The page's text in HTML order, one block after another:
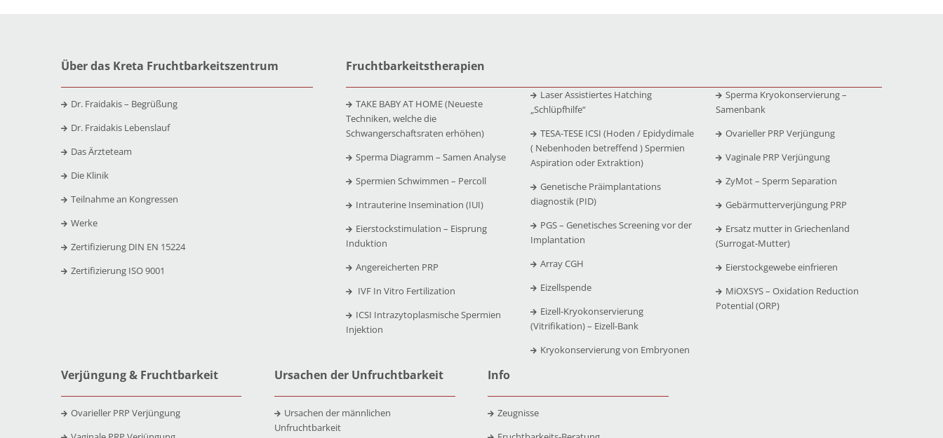
Über das Kreta Fruchtbarkeitszentrum
Dr. Fraidakis – Begrüßung
Dr. Fraidakis Lebenslauf
Das Ärzteteam
Die Klinik
Teilnahme an Kongressen
Werke
Zertifizierung DIN EN 15224
Zertifizierung ISO 9001
Fruchtbarkeitstherapien
TAKE BABY AT HOME (Neueste
Techniken, welche die
Schwangerschaftsraten erhöhen)
Sperma Diagramm – Samen Analyse
Spermien Schwimmen – Percoll
Intrauterine Insemination (IUI)
Eierstockstimulation – Eisprung
Induktion
Angereicherten PRP
IVF In Vitro Fertilization
ICSI Intrazytoplasmische Spermien
Injektion
Laser Assistiertes Hatching
„Schlüpfhilfe“
TESA-TESE ICSI (Hoden / Epidydimale
( Nebenhoden betreffend ) Spermien
Aspiration oder Extraktion)
Genetische Präimplantations
diagnostik (PID)
PGS – Genetisches Screening vor der
Implantation
Array CGH
Eizellspende
Eizell-Kryokonservierung
(Vitrifikation) – Eizell-Bank
Kryokonservierung von Embryonen
Sperma Kryokonservierung –
Samenbank
Ovarieller PRP Verjüngung
Vaginale PRP Verjüngung
ZyMot – Sperm Separation
Gebärmutterverjüngung PRP
Ersatz mutter in Griechenland
(Surrogat-Mutter)
Eierstockgewebe einfrieren
MiOXSYS – Oxidation Reduction
Potential (ORP)
Verjüngung & Fruchtbarkeit
Ovarieller PRP Verjüngung
Ursachen der Unfruchtbarkeit
Ursachen der männlichen
Unfruchtbarkeit
Info
Zeugnisse